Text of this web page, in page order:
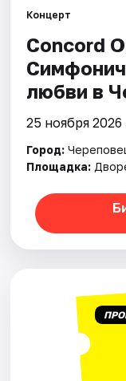
Рейтинги
Концерт
Concord
любви в
25 ноября 2026
Город:
Площадка: